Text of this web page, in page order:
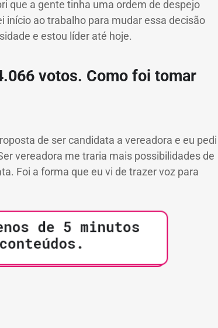
que a gente tinha uma ordem de despejo
início ao trabalho para mudar essa decisão
e estou líder até hoje.
votos. Como foi tomar
de ser candidata a vereadora e eu pedi
vereadora me traria mais possibilidades de
Foi a forma que eu vi de trazer voz para